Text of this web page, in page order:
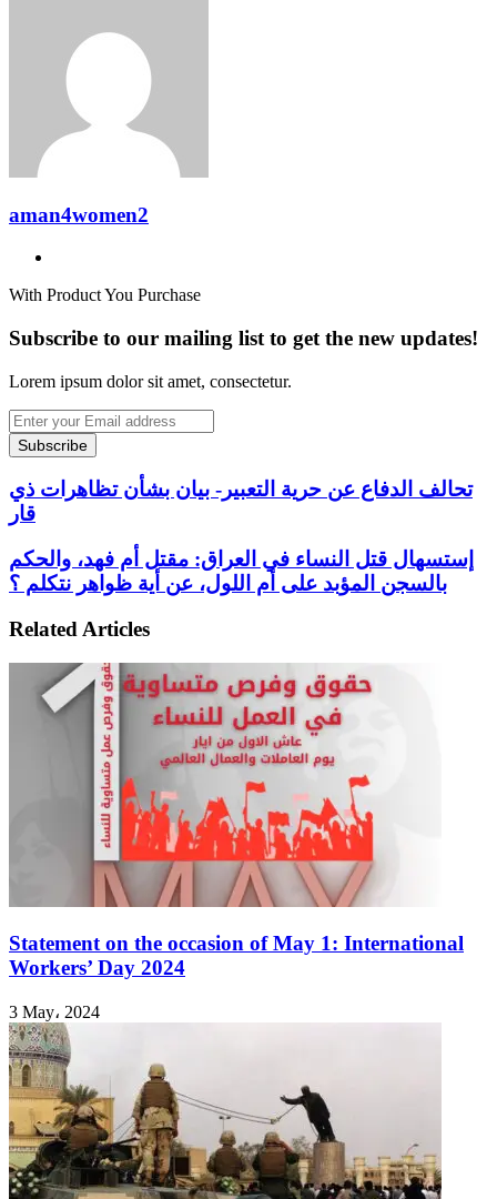
aman4women2
With Product You Purchase
Subscribe to our mailing list to get the new updates!
Lorem ipsum dolor sit amet, consectetur.
Enter
your
Email
address
تحالف
الدفاع
عن
حرية
التعبير-
بيان
تظاهرات
تحالف الدفاع عن حرية التعبير- بيان بشأن تظاهرات ذي
قار
إستسهال
قتل
النساء
في
العراق:
مقتل
؟
إستسهال قتل النساء في العراق: مقتل أم فهد، والحكم
بالسجن المؤبد على أم اللول، عن أية ظواهر نتكلم ؟
Related Articles
Statement on the occasion of May 1: International
Workers’ Day 2024
3 May، 2024